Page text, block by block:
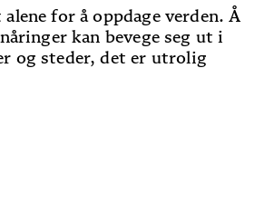
for å oppdage verden. Å
kan bevege seg ut i
og steder, det er utrolig